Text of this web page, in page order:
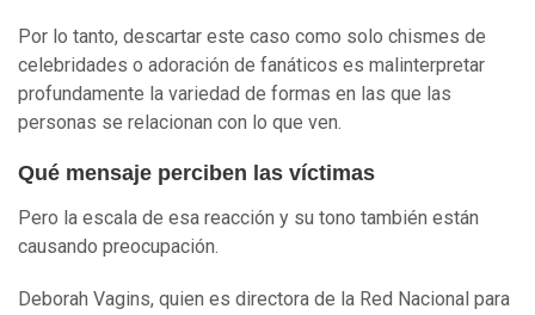
Por lo tanto, descartar este caso como solo chismes de
celebridades o adoración de fanáticos es malinterpretar
profundamente la variedad de formas en las que las
personas se relacionan con lo que ven.
Qué mensaje perciben las víctimas
Pero la escala de esa reacción y su tono también están
causando preocupación.
Deborah Vagins, quien es directora de la Red Nacional para